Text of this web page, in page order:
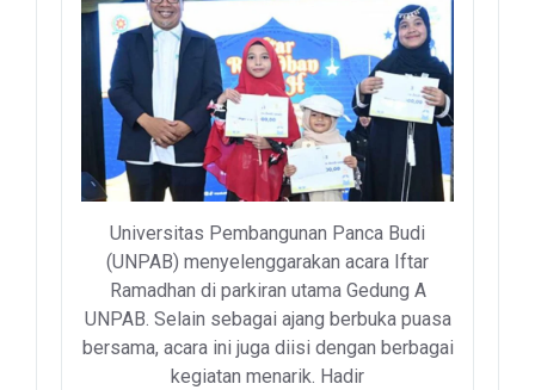
Universitas Pembangunan Panca Budi
(UNPAB) menyelenggarakan acara Iftar
Ramadhan di parkiran utama Gedung A
UNPAB. Selain sebagai ajang berbuka puasa
bersama, acara ini juga diisi dengan berbagai
kegiatan menarik. Hadir